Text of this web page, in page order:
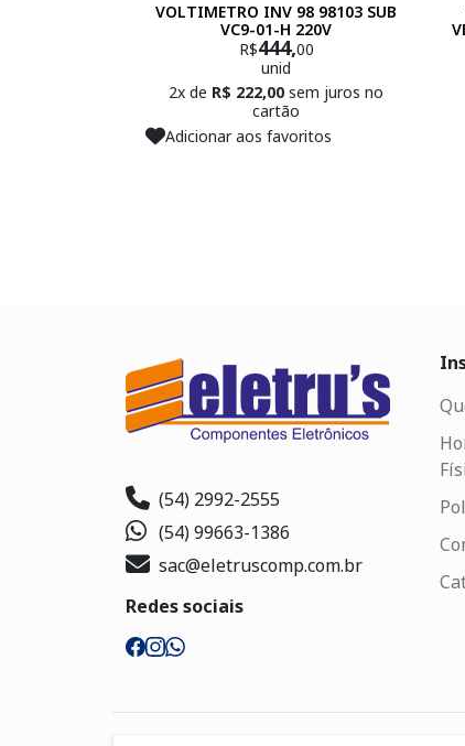
VOLTIMETRO INV 98 98103 SUB
VC9-01-H 220V
R$444,00
unid
2x de R$ 222,00 sem juros no
cartão
Adicionar aos favoritos
(54) 2992-2555
(54) 99663-1386
sac@eletruscomp.com.br
Redes sociais